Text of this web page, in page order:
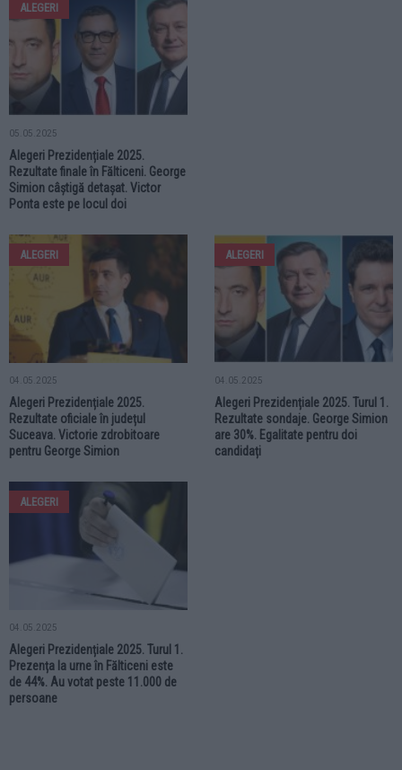
ALEGERI
05.05.2025
Alegeri Prezidențiale 2025.
Rezultate finale în Fălticeni. George
Simion câștigă detașat. Victor
Ponta este pe locul doi
ALEGERI
04.05.2025
Alegeri Prezidențiale 2025.
Rezultate oficiale în județul
Suceava. Victorie zdrobitoare
pentru George Simion
ALEGERI
04.05.2025
Alegeri Prezidențiale 2025. Turul 1.
Rezultate sondaje. George Simion
are 30%. Egalitate pentru doi
candidați
ALEGERI
04.05.2025
Alegeri Prezidențiale 2025. Turul 1.
Prezența la urne în Fălticeni este
de 44%. Au votat peste 11.000 de
persoane